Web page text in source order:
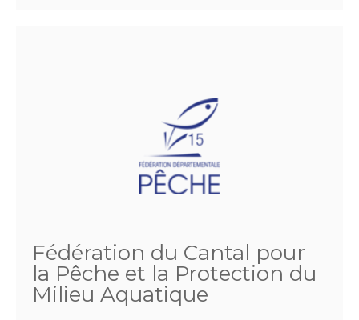
Fédération du Cantal pour
la Pêche et la Protection du
Milieu Aquatique